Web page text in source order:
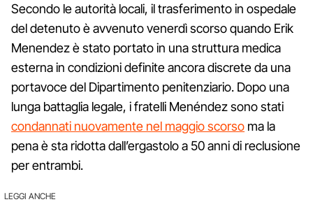
Secondo le autorità locali, il trasferimento in ospedale
del detenuto è avvenuto venerdì scorso quando Erik
Menendez è stato portato in una struttura medica
esterna in condizioni definite ancora discrete da una
portavoce del Dipartimento penitenziario. Dopo una
lunga battaglia legale, i fratelli Menéndez sono stati
condannati nuovamente nel maggio scorso ma la
pena è sta ridotta dall’ergastolo a 50 anni di reclusione
per entrambi.
LEGGI ANCHE